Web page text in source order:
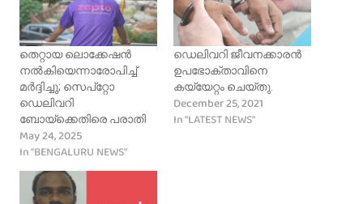
തെറ്റായ ലൊക്കേഷൻ
നൽകിയെന്നാരോപിച്ച്
മർദ്ദിച്ചു; സെപ്റ്റോ
ഡെലിവറി
ബോയ്ക്കെതിരെ പരാതി
May 24, 2025
In "BENGALURU NEWS"
ഡെലിവറി ജീവനക്കാരൻ
ഉപഭോക്താവിനെ
കയ്യേറ്റം ചെയ്തു.
December 25, 2021
In "LATEST NEWS"